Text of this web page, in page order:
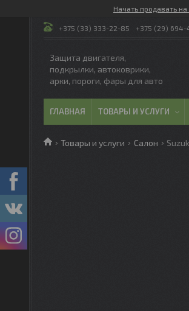
Начать продавать
+375 (33) 333-22-85 +375 (29) 694-
Защита двигателя,
подкрылки, автоковрики,
арки, пороги, фары для авто
ГЛАВНАЯ ТОВАРЫ И УСЛУГИ
Товары и услуги Салон